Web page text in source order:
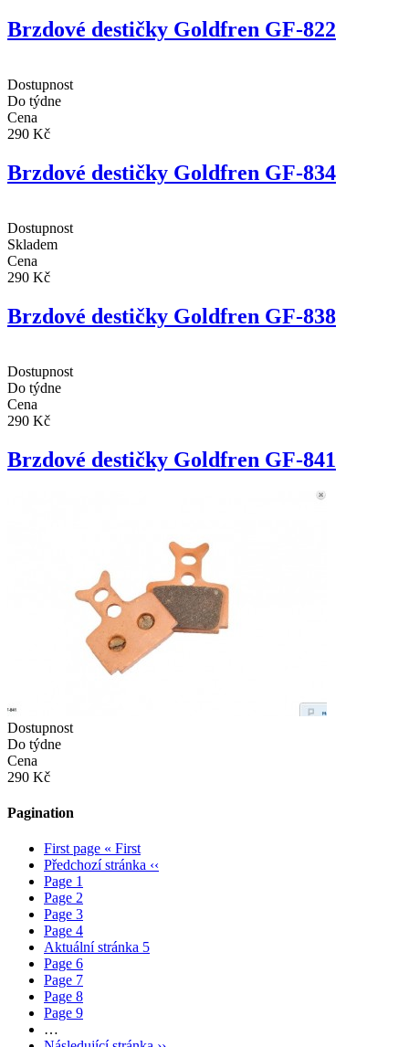
Brzdové destičky Goldfren GF-822
Dostupnost
Do týdne
Cena
290 Kč
Brzdové destičky Goldfren GF-834
Dostupnost
Skladem
Cena
290 Kč
Brzdové destičky Goldfren GF-838
Dostupnost
Do týdne
Cena
290 Kč
Brzdové destičky Goldfren GF-841
Dostupnost
Do týdne
Cena
290 Kč
Pagination
First page « First
Předchozí stránka ‹‹
Page 1
Page 2
Page 3
Page 4
Aktuální stránka 5
Page 6
Page 7
Page 8
Page 9
…